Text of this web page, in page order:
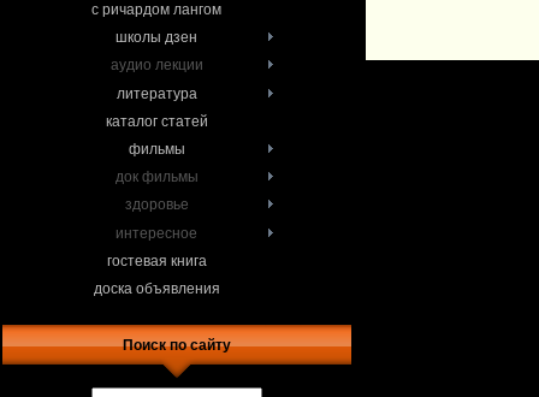
с ричардом лангом
школы дзен
аудио лекции
литература
каталог статей
фильмы
док фильмы
здоровье
интересное
гостевая книга
доска объявления
Поиск по сайту